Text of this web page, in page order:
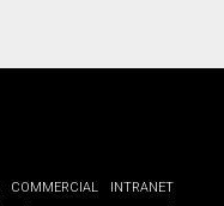
COMMERCIAL
INTRANET